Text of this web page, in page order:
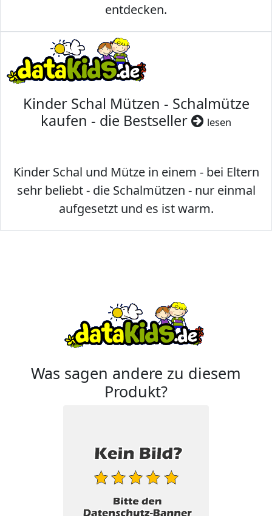
entdecken.
Kinder Schal Mützen - Schalmütze
kaufen - die Bestseller
lesen
Kinder Schal und Mütze in einem - bei Eltern
sehr beliebt - die Schalmützen - nur einmal
aufgesetzt und es ist warm.
Was sagen andere zu diesem
Produkt?